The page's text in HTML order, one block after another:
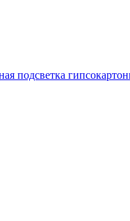
подсветка